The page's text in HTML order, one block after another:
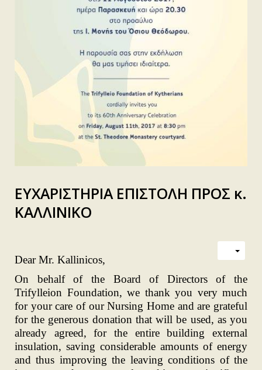
ΕΥΧΑΡΙΣΤΗΡΙΑ ΕΠΙΣΤΟΛΗ ΠΡΟΣ κ.
ΚΑΛΛΙΝΙΚΟ
Dear Mr. Kallinicos,
On behalf of the Board of Directors of the
Trifylleion Foundation, we thank you very much
for your care of our Nursing Home and are grateful
for the generous donation that will be used, as you
already agreed, for the entire building external
insulation, saving considerable amounts of energy
and thus improving the leaving conditions of the